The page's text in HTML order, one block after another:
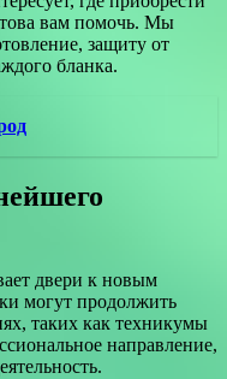
вам помочь. Мы
защиту от
бланка.
двери к новым
могут продолжить
таких как техникумы
направление,